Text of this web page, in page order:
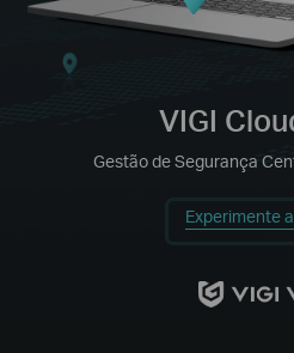
VIGI
Gestão de Segurança
Experimente